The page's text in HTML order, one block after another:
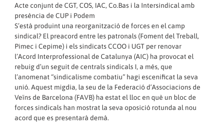
Acte conjunt de CGT, COS, IAC, Co.Bas i la Intersindical amb
presència de CUP i Podem
S’està produint una reorganització de forces en el camp
sindical? El preacord entre les patronals (Foment del Treball,
Pimec i Cepime) i els sindicats CCOO i UGT per renovar
l’Acord Interprofessional de Catalunya (AIC) ha provocat el
rebuig d’un seguit de centrals sindicals I, a més, que
l’anomenat “sindicalisme combatiu” hagi escenificat la seva
unió. Aquest migdia, la seu de la Federació d’Associacions de
Veïns de Barcelona (FAVB) ha estat el lloc en què un bloc de
forces sindicals han mostrat la seva oposició rotunda al nou
acord que es presentarà demà.